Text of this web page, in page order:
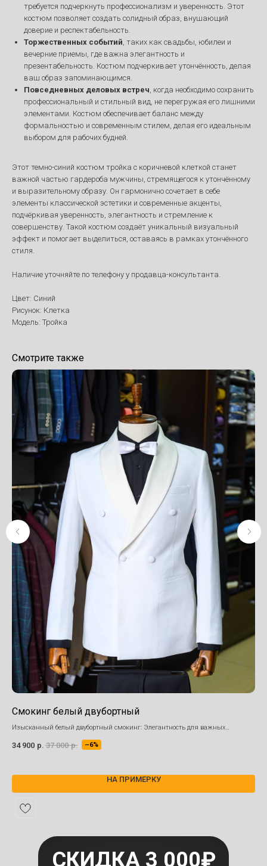
требуется подчеркнуть профессионализм и уверенность. Этот
костюм позволяет создать солидный образ, внушающий
доверие и респектабельность.
Торжественных событий, таких как свадьбы, юбилеи и
вечерние приемы, где важна элегантность и
презентабельность. Костюм подчеркивает утончённость, делая
ваш образ запоминающимся.
Повседневных деловых встреч, когда необходимо сохранить
профессиональный и стильный вид, не перегружая его лишними
элементами. Костюм обеспечивает баланс между
формальностью и современным стилем, делая его идеальным
выбором для рабочих будней.
Этот темно-синий костюм тройка с коричневой клеткой станет
важной частью гардероба мужчины, стремящегося к утончённому
и выразительному образу. Он гармонично сочетает в себе
элементы классической эстетики и современные акценты,
подчёркивая уверенность, элегантность и стремление к
совершенству. Такой костюм создаёт уникальный визуальный
эффект и помогает выделиться, оставаясь в рамках утончённого
стиля.
Наличие уточняйте по телефону у продавца-консультанта.
Цвет: Синий
Рисунок: Клетка
Модель: Тройка
Смотрите также
Смокинг белый двубортный
Изысканный белый двубортный смокинг: Элегантность для важных
34 900 р. 37 000 р. –6%
НА ПРИМЕРКУ
СКИДКА 3 000₽